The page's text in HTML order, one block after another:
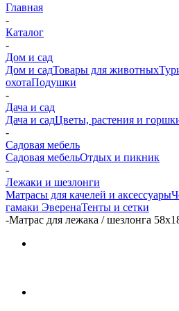
Главная
-
Каталог
-
Дом и сад
Дом и садТовары для животных
охотаПодушки
-
Дача и сад
Дача и садЦветы, растения и
-
Садовая мебель
Садовая мебельОтдых и пикник
-
Лежаки и шезлонги
Матрасы для качелей и аксессуары
гамаки ЭверенаТенты и сетки
-Матрас для лежака / шезлонга